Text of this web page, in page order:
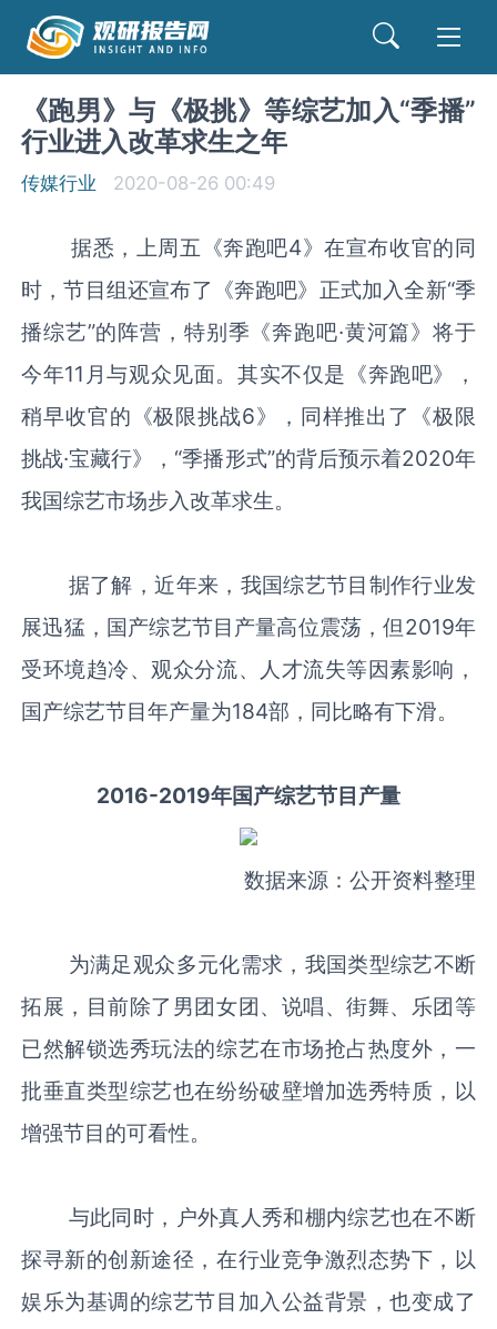
《跑男》与《极挑》等综艺加入“季播”
行业进入改革求生之年
传媒行业 2020-08-26 00:49
据悉，上周五《奔跑吧4》在宣布收官的同
时，节目组还宣布了《奔跑吧》正式加入全新“季
播综艺”的阵营，特别季《奔跑吧·黄河篇》将于
今年11月与观众见面。其实不仅是《奔跑吧》，
稍早收官的《极限挑战6》，同样推出了《极限
挑战·宝藏行》，“季播形式”的背后预示着2020年
我国综艺市场步入改革求生。
据了解，近年来，我国综艺节目制作行业发
展迅猛，国产综艺节目产量高位震荡，但2019年
受环境趋冷、观众分流、人才流失等因素影响，
国产综艺节目年产量为184部，同比略有下滑。
2016-2019年国产综艺节目产量
数据来源：公开资料整理
为满足观众多元化需求，我国类型综艺不断
拓展，目前除了男团女团、说唱、街舞、乐团等
已然解锁选秀玩法的综艺在市场抢占热度外，一
批垂直类型综艺也在纷纷破壁增加选秀特质，以
增强节目的可看性。
与此同时，户外真人秀和棚内综艺也在不断
探寻新的创新途径，在行业竞争激烈态势下，以
娱乐为基调的综艺节目加入公益背景，也变成了